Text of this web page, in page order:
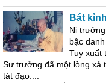
Bát
Ni
bậc dan
Tuy xuất
Sư trưởng đã một lòng xả
tát đạo....